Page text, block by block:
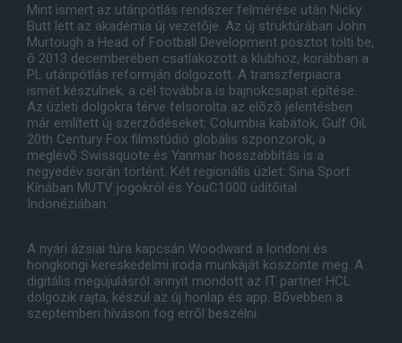
Mint ismert az utánpótlás rendszer felmérése után Nicky
Butt lett az akadémia új vezetõje. Az új struktúrában John
Murtough a Head of Football Development posztot tölti be,
õ 2013 decemberében csatlakozott a klubhoz, korábban a
PL utánpótlás reformján dolgozott. A transzferpiacra
ismét készülnek, a cél továbbra is bajnokcsapat építése.
Az üzleti dolgokra térve felsorolta az elõzõ jelentésben
már említett új szerzõdéseket: Columbia kabátok, Gulf Oil,
20th Century Fox filmstúdió globális szponzorok, a
meglévõ Swissquote és Yanmar hosszabbítás is a
negyedév során történt. Két regionális üzlet: Sina Sport
Kínában MUTV jogokról és YouC1000 üdítõital
Indonéziában.
A nyári ázsiai túra kapcsán Woodward a londoni és
hongkongi kereskedelmi iroda munkáját köszönte meg. A
digitális megújulásról annyit mondott az IT partner HCL
dolgozik rajta, készül az új honlap és app. Bõvebben a
szeptemberi híváson fog errõl beszélni.